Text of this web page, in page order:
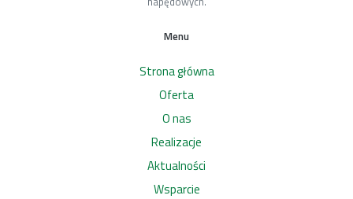
Menu
Strona główna
Oferta
O nas
Realizacje
Aktualności
Wsparcie